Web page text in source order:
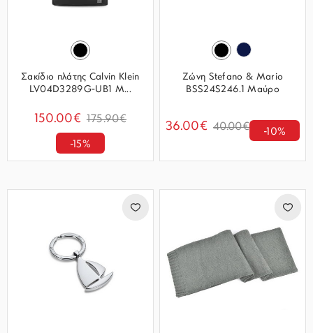
Σακίδιο πλάτης Calvin Klein
LV04D3289G-UB1 Μ...
150.00€ 175.90€
-15%
Ζώνη Stefano & Mario
BSS24S246.1 Μαύρο
36.00€ 40.00€ -10%